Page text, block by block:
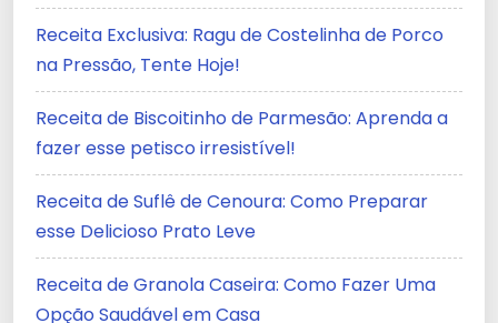
Receita Exclusiva: Ragu de Costelinha de Porco
na Pressão, Tente Hoje!
Receita de Biscoitinho de Parmesão: Aprenda a
fazer esse petisco irresistível!
Receita de Suflê de Cenoura: Como Preparar
esse Delicioso Prato Leve
Receita de Granola Caseira: Como Fazer Uma
Opção Saudável em Casa